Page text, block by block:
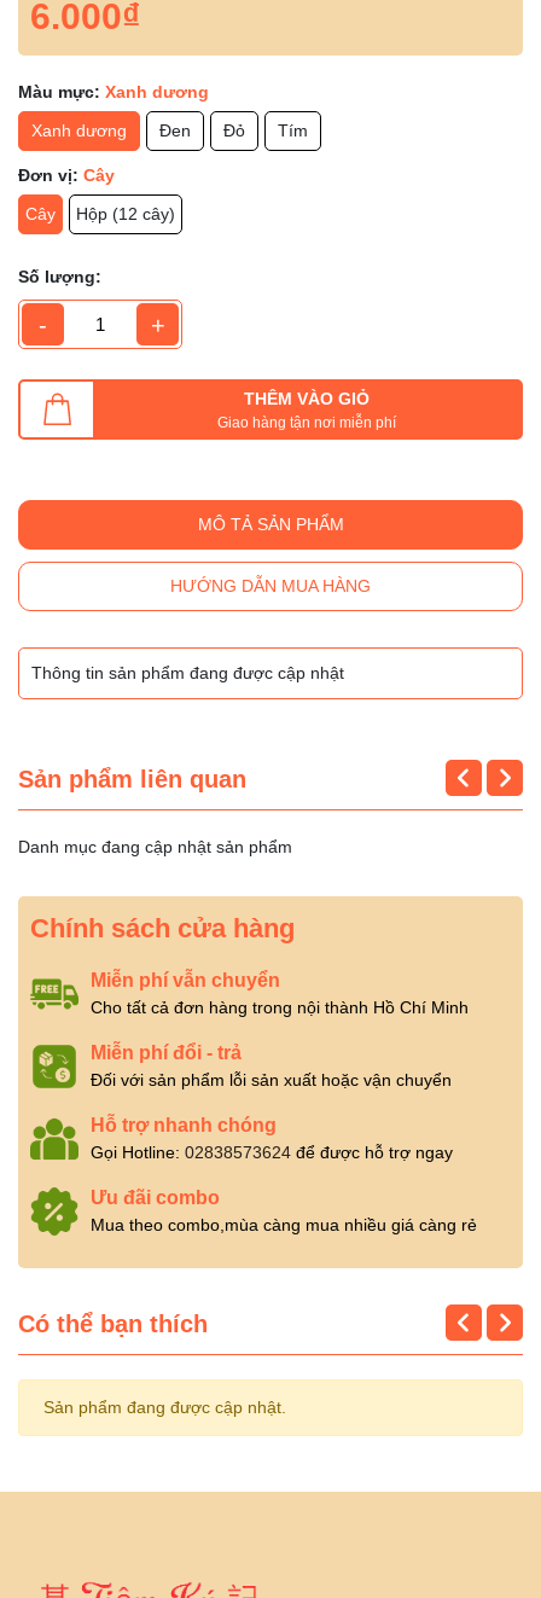
6.000₫
Màu mực: Xanh dương
Xanh dương
Đen Đỏ Tím
Đơn vị: Cây
Cây
Hộp (12 cây)
Số lượng:
- +
THÊM VÀO GIỎ
Giao hàng tận nơi miễn phí
MÔ TẢ SẢN PHẨM
HƯỚNG DẪN MUA HÀNG
Thông tin sản phẩm đang được cập nhật
Sản phẩm liên quan
Danh mục đang cập nhật sản phẩm
Chính sách cửa hàng
Miễn phí vẫn chuyển
Cho tất cả đơn hàng trong nội thành Hồ Chí Minh
Miễn phí đổi - trả
Đối với sản phẩm lỗi sản xuất hoặc vận chuyển
Hỗ trợ nhanh chóng
Gọi Hotline: 02838573624 để được hỗ trợ ngay
Ưu đãi combo
Mua theo combo,mùa càng mua nhiều giá càng rẻ
Có thể bạn thích
Sản phẩm đang được cập nhật.